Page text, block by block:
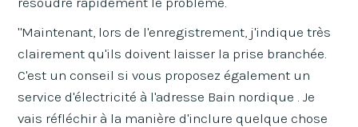
"Maintenant, lors de l'enregistrement, j'indique très
clairement qu'ils doivent laisser la prise branchée.
C'est un conseil si vous proposez également un
service d'électricité à l'adresse Bain nordique . Je
vais réfléchir à la manière d'inclure quelque chose